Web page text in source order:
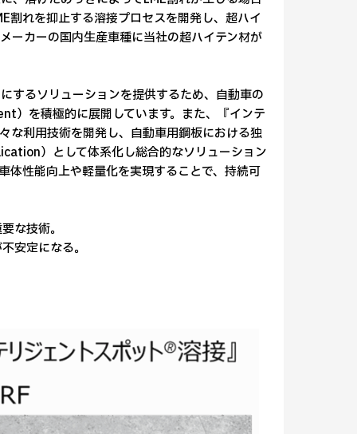
割れを抑止する溶接プロセスを開発し、超ハイ
ーカーの国内生産車種に当社の超ハイテン材が
るソリューションを提供するため、自動車の
を積極的に展開しています。また、『インテ
な利用技術を開発し、自動車用鋼板における独
）として体系化し総合的なソリューション
体性能向上や軽量化を実現することで、持続可
な技術。
安定になる。